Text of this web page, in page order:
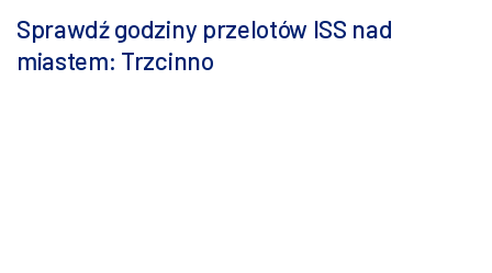
Sprawdź godziny przelotów ISS nad
miastem: Trzcinno